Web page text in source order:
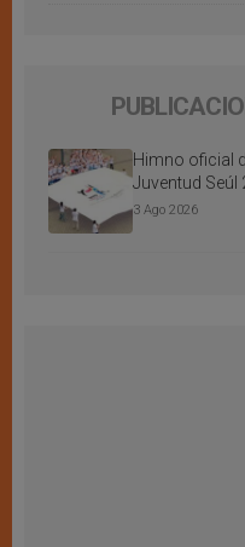
Himno oficial
Juventud Seúl
3 Ago 2026